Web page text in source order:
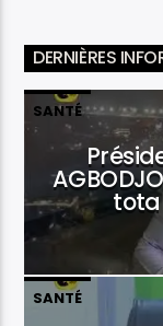
DERNIÈRES
SANTÉ
SANTÉ